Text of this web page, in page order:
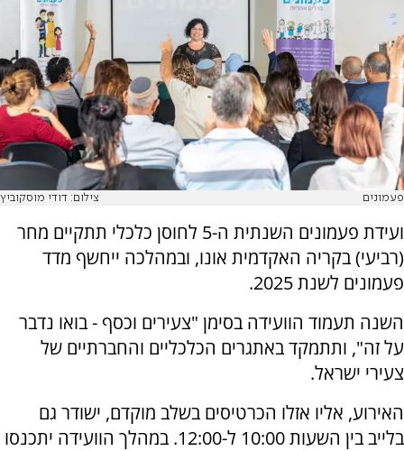
פעמונים צילום: דודי מוסקוביץ
ועידת פעמונים השנתית ה-5 לחוסן כלכלי תתקיים מחר
(רביעי) בקריה האקדמית אונו, ובמהלכה ייחשף מדד
פעמונים לשנת 2025.
השנה תעמוד הוועידה בסימן "צעירים וכסף - בואו נדבר
על זה", ותתמקד באתגרים הכלכליים והחברתיים של
צעירי ישראל.
האירוע, אליו אזלו הכרטיסים בשלב מוקדם, ישודר גם
בלייב בין השעות 10:00 ל-12:00. במהלך הוועידה יתכנסו